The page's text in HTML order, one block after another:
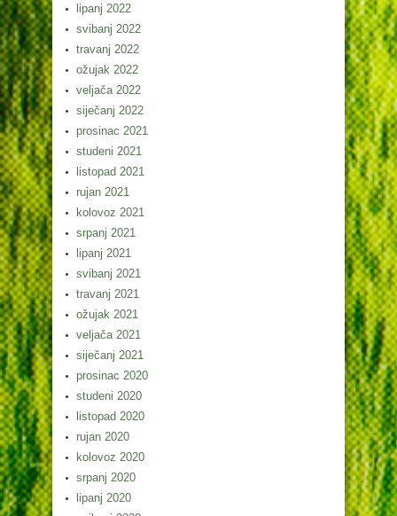
lipanj 2022
svibanj 2022
travanj 2022
ožujak 2022
veljača 2022
siječanj 2022
prosinac 2021
studeni 2021
listopad 2021
rujan 2021
kolovoz 2021
srpanj 2021
lipanj 2021
svibanj 2021
travanj 2021
ožujak 2021
veljača 2021
siječanj 2021
prosinac 2020
studeni 2020
listopad 2020
rujan 2020
kolovoz 2020
srpanj 2020
lipanj 2020